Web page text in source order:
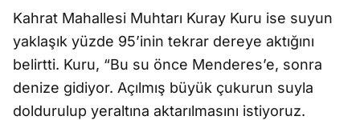
Kahrat Mahallesi Muhtarı Kuray Kuru ise suyun
yaklaşık yüzde 95’inin tekrar dereye aktığını
belirtti. Kuru, “Bu su önce Menderes’e, sonra
denize gidiyor. Açılmış büyük çukurun suyla
doldurulup yeraltına aktarılmasını istiyoruz.